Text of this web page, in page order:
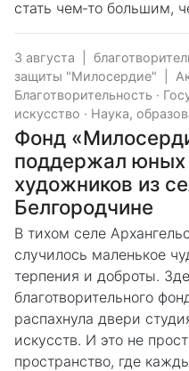
стать чем‑то большим,
3 августа
защиты "Милосердие"
Благотворительность ·
искусство · Наука,
Фонд
поддержал юных
художников из
Белгородчине
В тихом селе
случилось маленькое
терпения и доброты.
благотворительного
распахнула двери
искусств. И это не
пространство, где